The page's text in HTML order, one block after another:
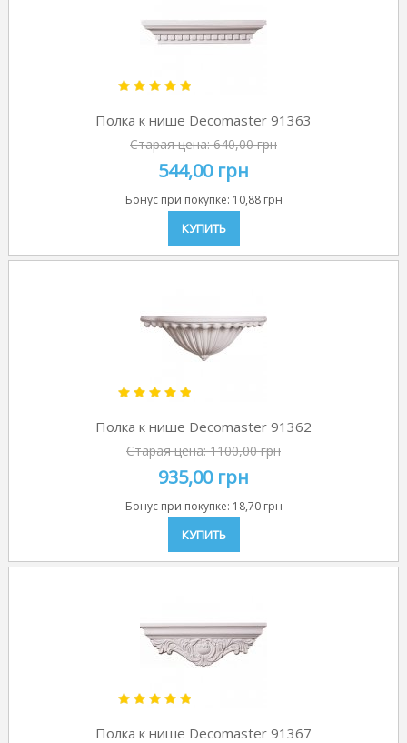
Полка к нише Decomaster 91363
Старая цена:640,00 грн
544,00 грн
Бонус при покупке: 10,88 грн
КУПИТЬ
Полка к нише Decomaster 91362
Старая цена:1100,00 грн
935,00 грн
Бонус при покупке: 18,70 грн
КУПИТЬ
Полка к нише Decomaster 91367